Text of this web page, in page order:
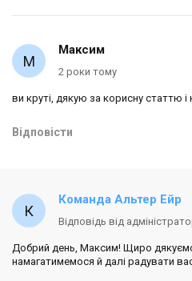
Максим
2 роки тому
ви круті, дякую за корисну статтю
Відповісти
Команда Альтер Ейр
Відповідь від
Добрий день, Максим! Щиро
намагатимемося й далі радувати